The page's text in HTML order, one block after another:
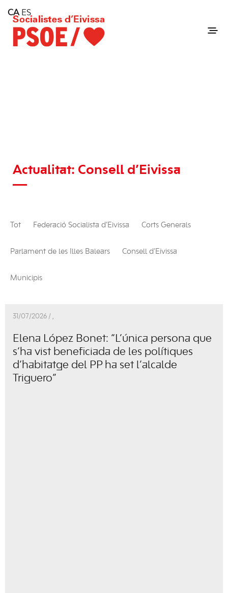
Consell Insular d'Eivissa
Services
Contact
Actualitat: Consell d’Eivissa
Tot Federació Socialista d’Eivissa Corts Generals
Parlament de les Illes Balears Consell d’Eivissa
Municipis
31/07/2026 / ,
Elena López Bonet: “L’única persona que
s’ha vist beneficiada de les polítiques
d’habitatge del PP ha set l’alcalde
Triguero”
CA ES